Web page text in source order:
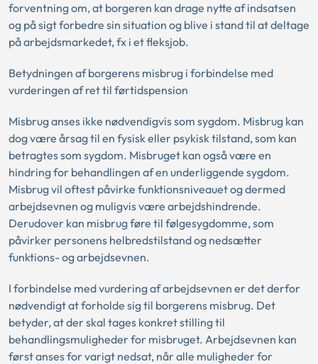
forventning om, at borgeren kan drage nytte af indsatsen
og på sigt forbedre sin situation og blive i stand til at deltage
på arbejdsmarkedet, fx i et fleksjob.
Betydningen af borgerens misbrug i forbindelse med
vurderingen af ret til førtidspension
Misbrug anses ikke nødvendigvis som sygdom. Misbrug kan
dog være årsag til en fysisk eller psykisk tilstand, som kan
betragtes som sygdom. Misbruget kan også være en
hindring for behandlingen af en underliggende sygdom.
Misbrug vil oftest påvirke funktionsniveauet og dermed
arbejdsevnen og muligvis være arbejdshindrende.
Derudover kan misbrug føre til følgesygdomme, som
påvirker personens helbredstilstand og nedsætter
funktions- og arbejdsevnen.
I forbindelse med vurdering af arbejdsevnen er det derfor
nødvendigt at forholde sig til borgerens misbrug. Det
betyder, at der skal tages konkret stilling til
behandlingsmuligheder for misbruget. Arbejdsevnen kan
først anses for varigt nedsat, når alle muligheder for